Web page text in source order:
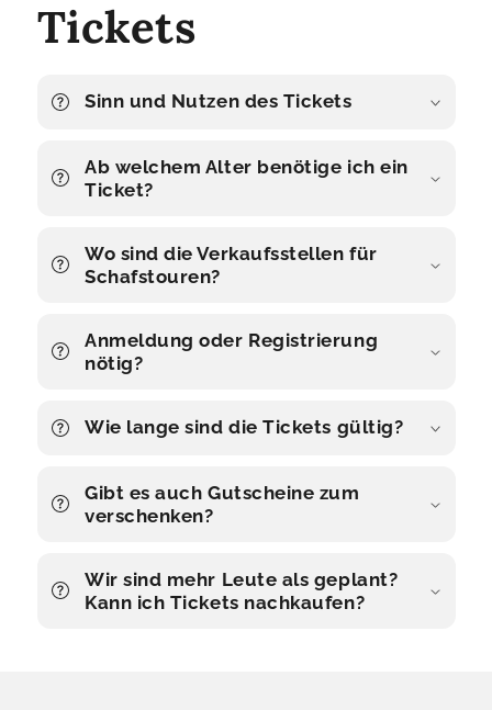
Tickets
Sinn und Nutzen des Tickets
Ab welchem Alter benötige ich ein
Ticket?
Wo sind die Verkaufsstellen für
Schafstouren?
Anmeldung oder Registrierung
nötig?
Wie lange sind die Tickets gültig?
Gibt es auch Gutscheine zum
verschenken?
Wir sind mehr Leute als geplant?
Kann ich Tickets nachkaufen?